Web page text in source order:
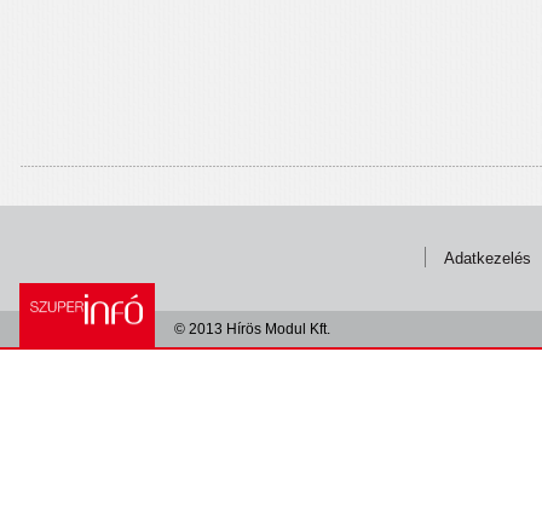
Adatkezelés
© 2013 Hírös Modul Kft.